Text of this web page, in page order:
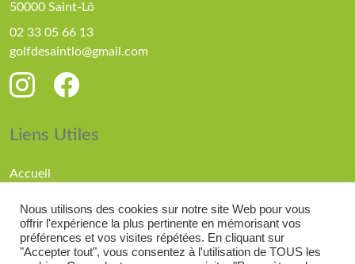
50000 Saint-Lô
02 33 05 66 13
golfdesaintlo@gmail.com
Liens Utiles
Accueil
Compétitions
Actualités
Nous utilisons des cookies sur notre site Web pour vous
offrir l'expérience la plus pertinente en mémorisant vos
préférences et vos visites répétées. En cliquant sur
"Accepter tout", vous consentez à l'utilisation de TOUS les